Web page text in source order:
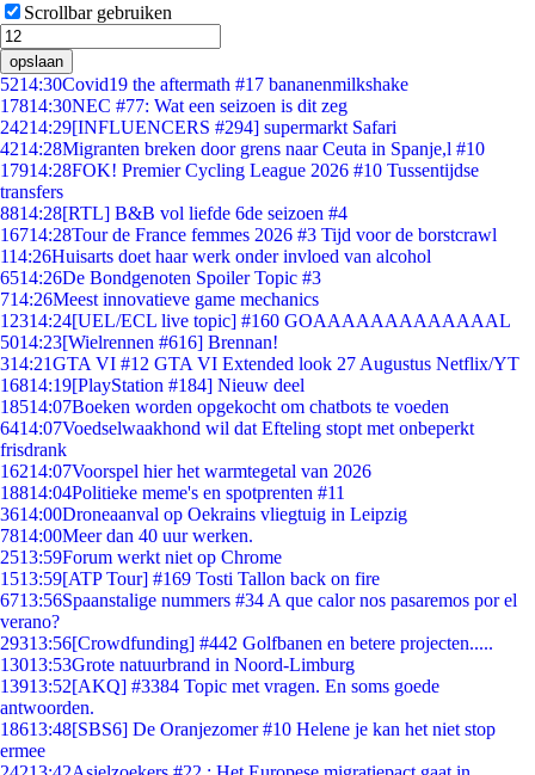
Scrollbar gebruiken
opslaan
5214:30Covid19 the aftermath #17 bananenmilkshake
17814:30NEC #77: Wat een seizoen is dit zeg
24214:29[INFLUENCERS #294] supermarkt Safari
4214:28Migranten breken door grens naar Ceuta in Spanje,l #10
17914:28FOK! Premier Cycling League 2026 #10 Tussentijdse
transfers
8814:28[RTL] B&B vol liefde 6de seizoen #4
16714:28Tour de France femmes 2026 #3 Tijd voor de borstcrawl
114:26Huisarts doet haar werk onder invloed van alcohol
6514:26De Bondgenoten Spoiler Topic #3
714:26Meest innovatieve game mechanics
12314:24[UEL/ECL live topic] #160 GOAAAAAAAAAAAAAL
5014:23[Wielrennen #616] Brennan!
314:21GTA VI #12 GTA VI Extended look 27 Augustus Netflix/YT
16814:19[PlayStation #184] Nieuw deel
18514:07Boeken worden opgekocht om chatbots te voeden
6414:07Voedselwaakhond wil dat Efteling stopt met onbeperkt
frisdrank
16214:07Voorspel hier het warmtegetal van 2026
18814:04Politieke meme's en spotprenten #11
3614:00Droneaanval op Oekrains vliegtuig in Leipzig
7814:00Meer dan 40 uur werken.
2513:59Forum werkt niet op Chrome
1513:59[ATP Tour] #169 Tosti Tallon back on fire
6713:56Spaanstalige nummers #34 A que calor nos pasaremos por el
verano?
29313:56[Crowdfunding] #442 Golfbanen en betere projecten.....
13013:53Grote natuurbrand in Noord-Limburg
13913:52[AKQ] #3384 Topic met vragen. En soms goede
antwoorden.
18613:48[SBS6] De Oranjezomer #10 Helene je kan het niet stop
ermee